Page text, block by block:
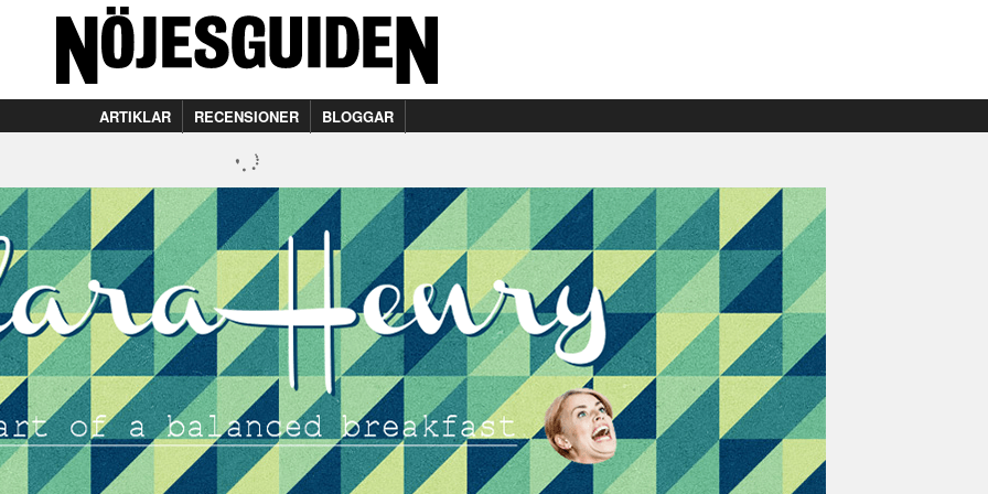
ARTIKLAR RECENSIONER BLOGGAR